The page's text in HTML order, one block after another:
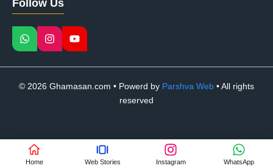
Follow Us
© 2026 Ghamasan.com • Powerd by Parshva Web • All rights
reserved
Home Web Stories Instagram WhatsApp